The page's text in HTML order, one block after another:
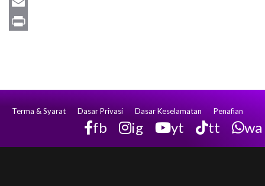
WhatsApp
Email
Terma & Syarat Dasar Privasi Dasar Keselamatan Penafian
fb ig yt tt wa